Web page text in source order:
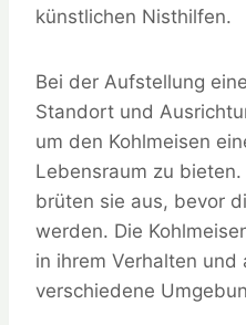
künstlichen Nisthilfen.
Bei der Aufstellung
Standort und
um den Kohlmeisen
Lebensraum zu
brüten sie aus, bevor
werden. Die
in ihrem Verhalten und
verschiedene